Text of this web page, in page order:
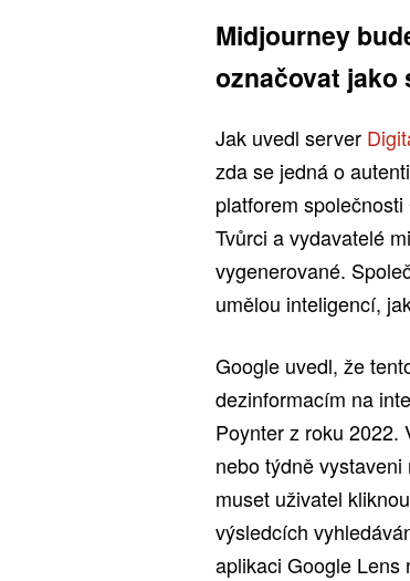
Midjourney
označovat jako
Jak uvedl server
zda se jedná o
platforem
Tvůrci a vydavatelé
vygenerované.
umělou inteligencí,
Google uvedl, že
dezinformacím na
Poynter z roku
nebo týdně
muset uživatel
výsledcích
aplikaci Google Lens